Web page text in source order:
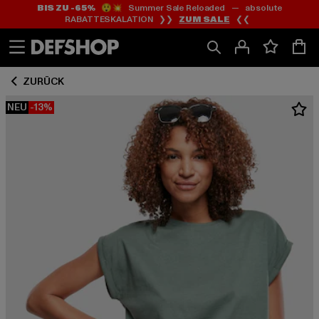
Zum
Inhalt
springen
Zum
Fußzeile
springen
BIS ZU -65%😲💥 Summer Sale Reloaded — absolute
RABATTESKALATION ❯❯ ZUM SALE ❮❮
ZURÜCK
NEU -13%